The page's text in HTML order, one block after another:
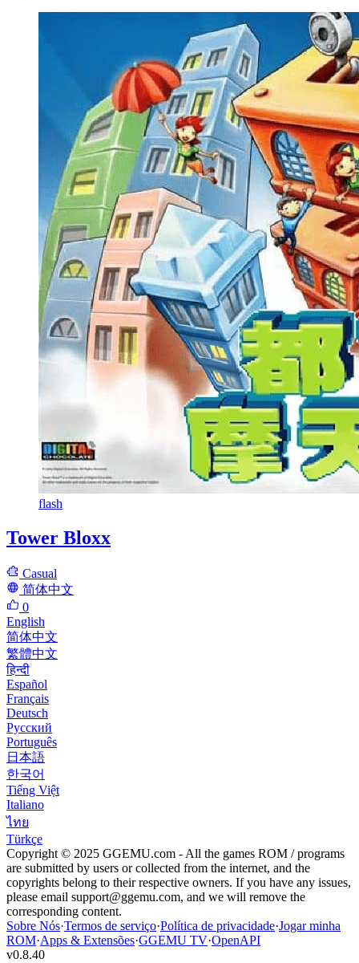
flash
Tower Bloxx
Casual
简体中文
0
English
简体中文
繁體中文
हिन्दी
Español
Français
Deutsch
Русский
Português
日本語
한국어
Tiếng Việt
Italiano
ไทย
Türkçe
Copyright © 2025 GGEMU.com - All the games ROM / programs
are submitted by users or collected from the internet, and the
copyrights belong to their respective owners. If you have any issues,
please email support@ggemu.com, and we will remove the
corresponding content.
Sobre Nós·Termos de serviço·Política de privacidade·Jogar minha
ROM·Apps & Extensões·GGEMU TV·OpenAPI
v0.8.40